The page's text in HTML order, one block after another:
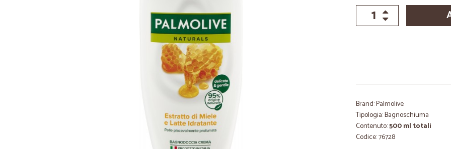
Brand: Palmolive
Tipologia: Bagnoschiuma
Contenuto:500 ml totali
Codice: 76728